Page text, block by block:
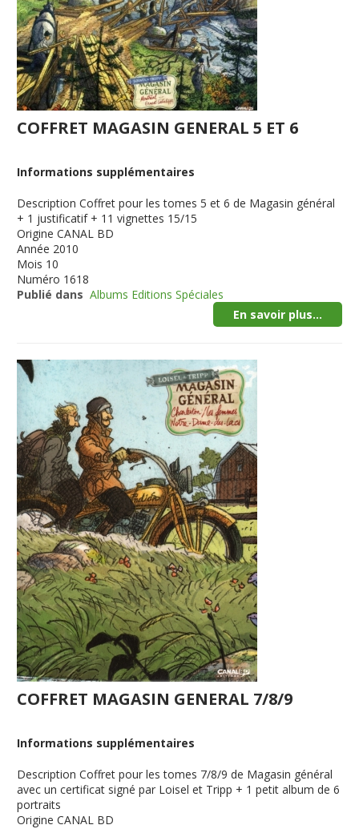
COFFRET MAGASIN GENERAL 5 ET 6
Informations supplémentaires
Description Coffret pour les tomes 5 et 6 de Magasin général
+ 1 justificatif + 11 vignettes 15/15
Origine CANAL BD
Année 2010
Mois 10
Numéro 1618
Publié dans Albums Editions Spéciales
En savoir plus...
COFFRET MAGASIN GENERAL 7/8/9
Informations supplémentaires
Description Coffret pour les tomes 7/8/9 de Magasin général
avec un certificat signé par Loisel et Tripp + 1 petit album de 6
portraits
Origine CANAL BD